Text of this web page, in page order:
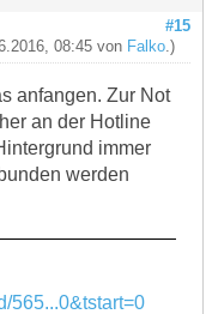
#15
08:45 von Falko .)
anfangen. Zur Not
an der Hotline
immer
werden
565...0&tstart=0